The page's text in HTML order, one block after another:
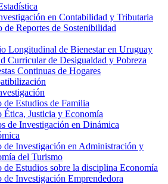
en Contabilidad y Tributaria
de Reportes de Sostenibilidad
Longitudinal de Bienestar en Uruguay
Curricular de Desigualdad y Pobreza
Continuas de Hogares
de Estudios de Familia
Ética, Justicia y Economía
de Investigación en Dinámica
de Investigación en Administración y
del Turismo
de Estudios sobre la disciplina Economía
de Investigación Emprendedora